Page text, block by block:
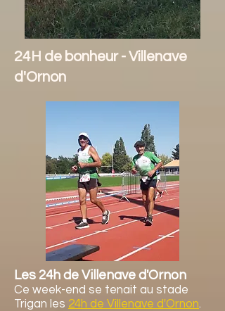
24H de bonheur - Villenave
d'Ornon
Les 24h de Villenave d'Ornon
Ce week-end se tenait au stade
Trigan les 24h de Villenave d'Ornon.